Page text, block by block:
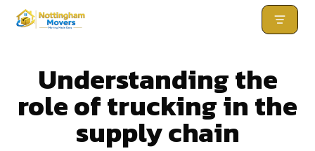
contentUnderstanding the
role of trucking in the
supply chain